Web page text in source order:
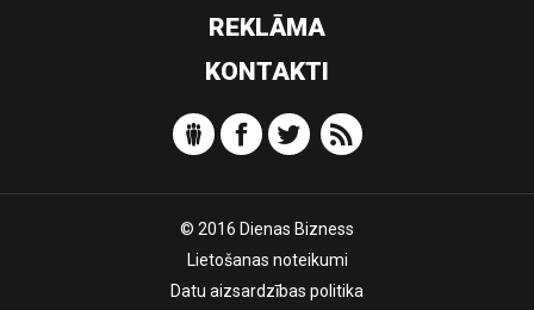
REKLĀMA
KONTAKTI
© 2016 Dienas Bizness
Lietošanas noteikumi
Datu aizsardzības politika